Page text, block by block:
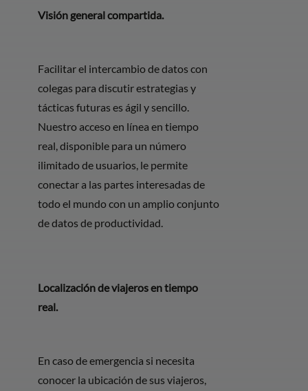
Visión general compartida.
Facilitar el intercambio de datos con
colegas para discutir estrategias y
tácticas futuras es ágil y sencillo.
Nuestro acceso en línea en tiempo
real, disponible para un número
ilimitado de usuarios, le permite
conectar a las partes interesadas de
todo el mundo con un amplio conjunto
de datos de productividad.
Localización de viajeros en tiempo
real.
En caso de emergencia si necesita
conocer la ubicación de sus viajeros,